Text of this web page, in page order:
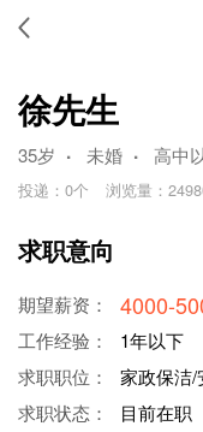
徐先生
35岁 . 未婚 . 高中
投递： 0个 浏览量：
求职意向
期望薪资： 4000-
工作经验：
1年以下
求职职位：
家政保洁/
求职状态：
目前在职